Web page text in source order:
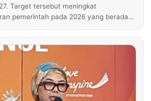
Target tersebut meningkat
pemerintah pada 2026 yang berada…